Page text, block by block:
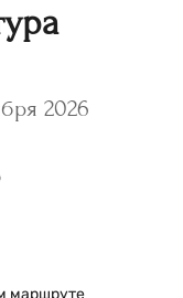
2026
маршруте